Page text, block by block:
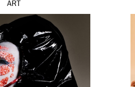
ART